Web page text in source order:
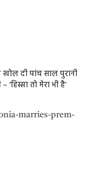
दी पांच साल पुरानी
तो मेरा भी है’